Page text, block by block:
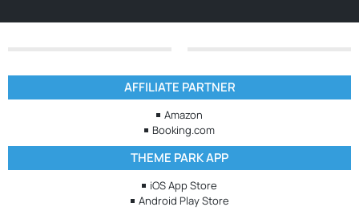
AFFILIATE PARTNER
Amazon
Booking.com
THEME PARK APP
iOS App Store
Android Play Store